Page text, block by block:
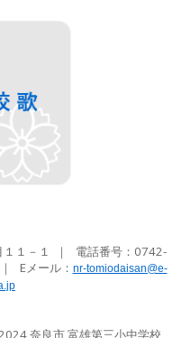
１－１ ｜ 電話番号：0742-
｜ Eメール： nr-tomiodaisan@e-
奈良市 富雄第三小中学校